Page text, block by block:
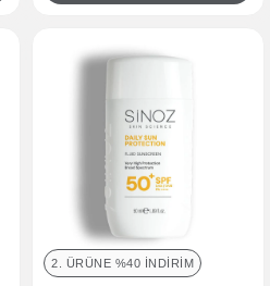
2. ÜRÜNE %40 İNDIRIM